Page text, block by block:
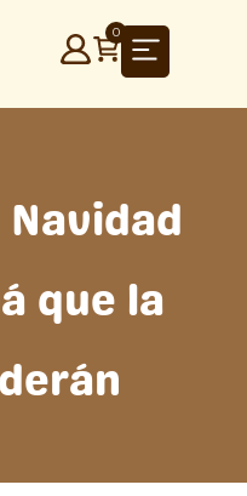
0
Navidad
que la